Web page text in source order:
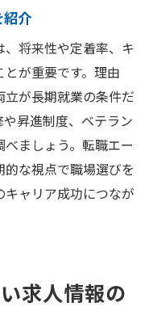
紹介
将来性や定着率、キ
が重要です。理由
が長期就業の条件だ
昇進制度、ベテラン
ましょう。転職エー
な視点で職場選びを
ャリア成功につなが
求人情報の